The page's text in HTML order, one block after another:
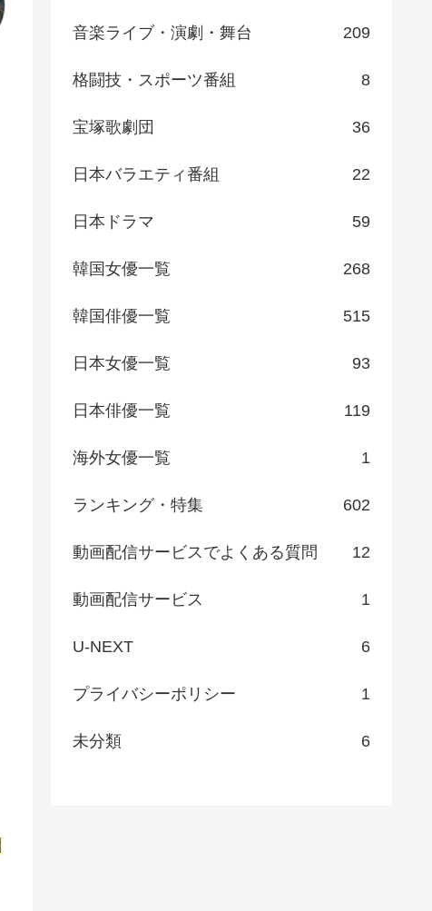
音楽ライブ・演劇・舞台 209
格闘技・スポーツ番組 8
宝塚歌劇団 36
日本バラエティ番組 22
日本ドラマ 59
韓国女優一覧 268
韓国俳優一覧 515
日本女優一覧 93
日本俳優一覧 119
海外女優一覧 1
ランキング・特集 602
動画配信サービスでよくある質問 12
動画配信サービス 1
U-NEXT 6
プライバシーポリシー 1
未分類 6